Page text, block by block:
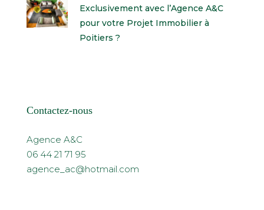
Exclusivement avec l’Agence A&C
pour votre Projet Immobilier à
Poitiers ?
Contactez-nous
Agence A&C
06 44 21 71 95
agence_ac@hotmail.com